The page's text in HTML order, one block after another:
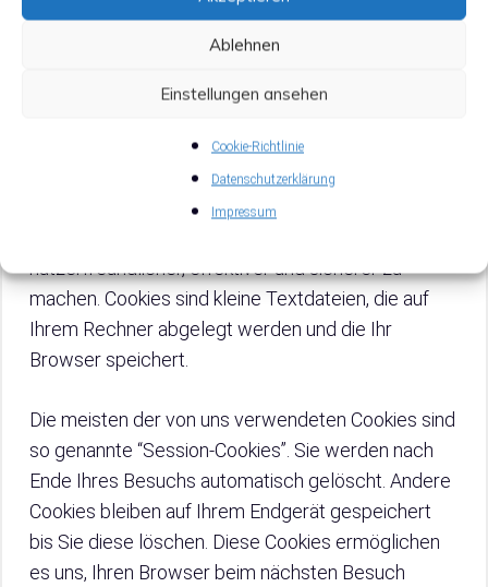
Ablehnen
Einstellungen ansehen
Cookie-Richtlinie
Datenschutzerklärung
Impressum
unserer Website
Die Internetseiten verwenden teilweise so
genannte Cookies. Cookies richten auf Ihrem
Rechner keinen Schaden an und enthalten keine
nutzerfreundlicher, effektiver und sicherer zu
machen. Cookies sind kleine Textdateien, die auf
Ihrem Rechner abgelegt werden und die Ihr
Browser speichert.
Die meisten der von uns verwendeten Cookies sind
so genannte “Session-Cookies”. Sie werden nach
Ende Ihres Besuchs automatisch gelöscht. Andere
Cookies bleiben auf Ihrem Endgerät gespeichert
bis Sie diese löschen. Diese Cookies ermöglichen
es uns, Ihren Browser beim nächsten Besuch